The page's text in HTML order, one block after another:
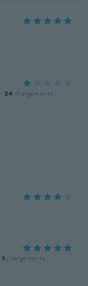
· 24 chargements
1 chargements